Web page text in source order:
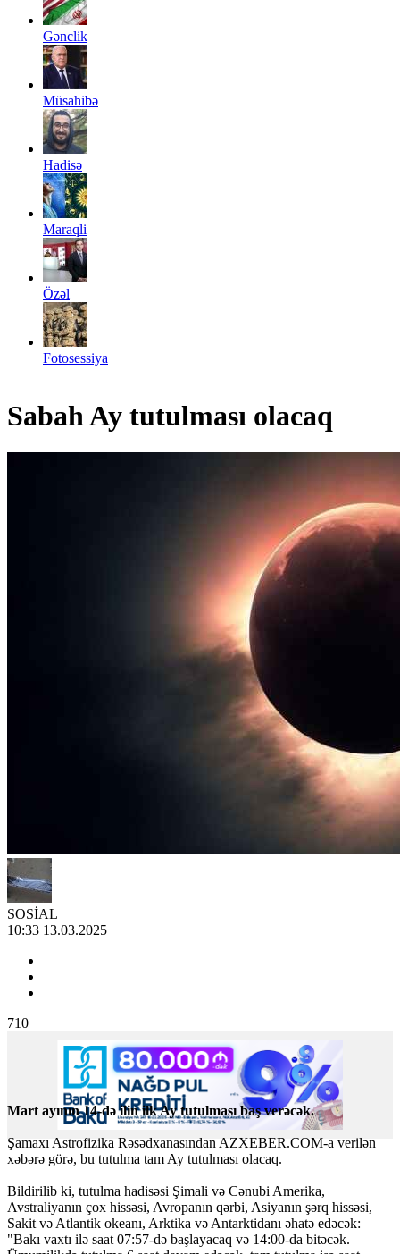
Gənclik
Müsahibə
Hadisə
Maraqli
Özəl
Fotosessiya
Sabah Ay tutulması olacaq
SOSİAL
10:33 13.03.2025
710
Mart ayının 14-də ilin ilk Ay tutulması baş verəcək.
Şamaxı Astrofizika Rəsədxanasından AZXEBER.COM-a verilən
xəbərə görə, bu tutulma tam Ay tutulması olacaq.
Bildirilib ki, tutulma hadisəsi Şimali və Cənubi Amerika,
Avstraliyanın çox hissəsi, Avropanın qərbi, Asiyanın şərq hissəsi,
Sakit və Atlantik okeanı, Arktika və Antarktidanı əhatə edəcək:
"Bakı vaxtı ilə saat 07:57-də başlayacaq və 14:00-da bitəcək.